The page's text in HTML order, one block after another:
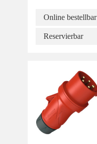
Online bestellbar
Reservierbar